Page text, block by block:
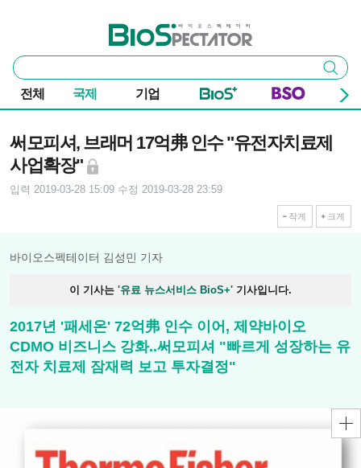
바이오스펙테이터
통
합
검
색
검색
전체 국제 기업
써모피셔, 브래머 17억弗 인수 "유전자치료제
사업확장"
입력 2019-03-28 15:09 수정 2019-03-28 23:59
작게 크게
바이오스펙테이터 김성민 기자
이 기사는 '유료 뉴스서비스 BioS+' 기사입니다.
2017년 '패세온' 72억弗 인수 이어, 제약바이오
CDMO 비즈니스 강화..써모피셔 "빠르게 성장하는 유
전자 치료제 잠재력 보고 투자결정"